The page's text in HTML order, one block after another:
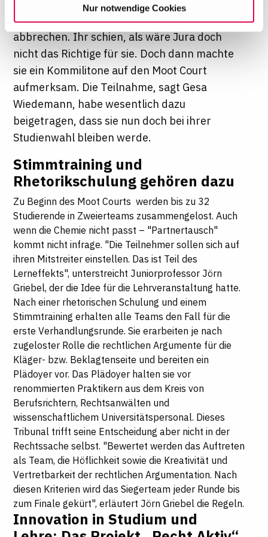
ein. Diese Auswahl können Sie jederzeit ändern oder
Ihre Einwilligung widerrufen, indem Sie am Ende der
Seite auf "Cookie-Einstellungen" klicken. Weitere
Informationen finden Sie in unseren
Datenschutzhinweisen
Nur notwendige Cookies
Drittsemester sogar den Sieg. Dabei wollte
Wiedemann ihr Studium schon fast
abbrechen. Ihr schien, als wäre Jura doch
nicht das Richtige für sie. Doch dann machte
sie ein Kommilitone auf den Moot Court
aufmerksam. Die Teilnahme, sagt Gesa
Wiedemann, habe wesentlich dazu
beigetragen, dass sie nun doch bei ihrer
Studienwahl bleiben werde.
Stimmtraining und
Rhetorikschulung gehören dazu
Zu Beginn des Moot Courts werden bis zu 32
Studierende in Zweierteams zusammengelost. Auch
wenn die Chemie nicht passt – "Partnertausch"
kommt nicht infrage. "Die Teilnehmer sollen sich auf
ihren Mitstreiter einstellen. Das ist Teil des
Lerneffekts", unterstreicht Juniorprofessor Jörn
Griebel, der die Idee für die Lehrveranstaltung hatte.
Nach einer rhetorischen Schulung und einem
Stimmtraining erhalten alle Teams den Fall für die
erste Verhandlungsrunde. Sie erarbeiten je nach
zugeloster Rolle die rechtlichen Argumente für die
Kläger- bzw. Beklagtenseite und bereiten ein
Plädoyer vor. Das Plädoyer halten sie vor
renommierten Praktikern aus dem Kreis von
Berufsrichtern, Rechtsanwälten und
wissenschaftlichem Universitätspersonal. Dieses
Tribunal trifft seine Entscheidung aber nicht in der
Rechtssache selbst. "Bewertet werden das Auftreten
als Team, die Höflichkeit sowie die Kreativität und
Vertretbarkeit der rechtlichen Argumentation. Nach
diesen Kriterien wird das Siegerteam jeder Runde bis
zum Finale gekürt", erläutert Jörn Griebel die Regeln.
Innovation in Studium und